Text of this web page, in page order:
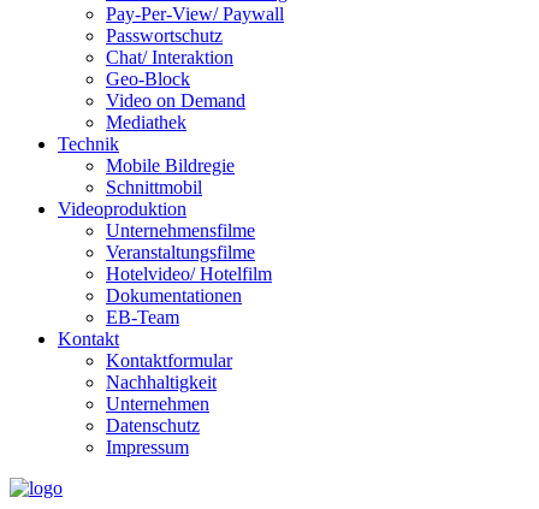
Pay-Per-View/ Paywall
Passwortschutz
Chat/ Interaktion
Geo-Block
Video on Demand
Mediathek
Technik
Mobile Bildregie
Schnittmobil
Videoproduktion
Unternehmensfilme
Veranstaltungsfilme
Hotelvideo/ Hotelfilm
Dokumentationen
EB-Team
Kontakt
Kontaktformular
Nachhaltigkeit
Unternehmen
Datenschutz
Impressum